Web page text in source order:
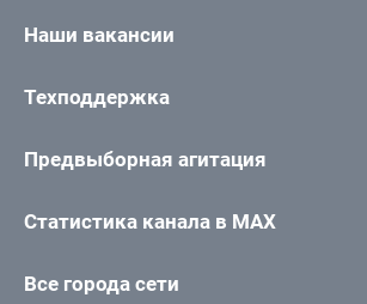
Наши вакансии
Техподдержка
Предвыборная агитация
Статистика канала в MAX
Все города сети